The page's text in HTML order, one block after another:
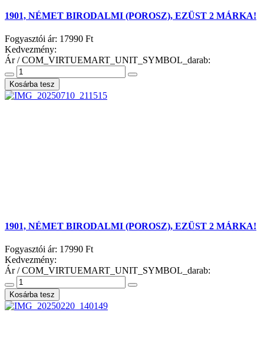
1901, NÉMET BIRODALMI (POROSZ), EZÜST 2 MÁRKA!
Fogyasztói ár: 17990 Ft
Kedvezmény:
Ár / COM_VIRTUEMART_UNIT_SYMBOL_darab:
1901, NÉMET BIRODALMI (POROSZ), EZÜST 2 MÁRKA!
Fogyasztói ár: 17990 Ft
Kedvezmény:
Ár / COM_VIRTUEMART_UNIT_SYMBOL_darab: